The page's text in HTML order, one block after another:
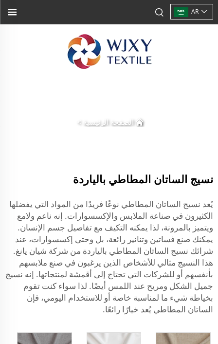
AR
الصفحة الرئيسية >
نسيج الساتان المطاطي بالياردة
يُعد نسيج الساتان المطاطي نوعًا فريدًا من المواد التي يفضلها
الكثيرون في صناعة الملابس والإكسسوارات. إنه ناعم ولامع
ويتميز بالمرونة، لذا يمكنه التكيف مع تفاصيل جسم الإنسان.
يمكنك صنع فساتين وتنانير رائعة، بل وحتى إكسسوارات، عند
شرائك نسيج الساتان المطاطي بالياردة من شركة شيان يانغ.
هذا النسيج مثالي للأشخاص الذين يرغبون في صنع ملابسهم
بأنفسهم أو للشركات التي تحتاج إلى أقمشة لمنتجاتها. إنه نسيج
جميل الشكل ومريح عند اللمس أيضًا. لذا سواء كنت تقوم
بخياطة شيء ما لمناسبة خاصة أو للاستخدام اليومي، فإن
الساتان المطاطي يُعد خيارًا رائعًا.